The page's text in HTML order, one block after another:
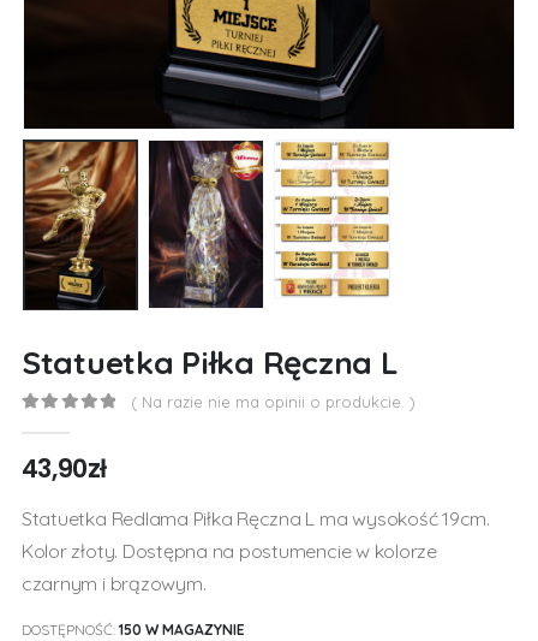
Statuetka Piłka Ręczna L
( Na razie nie ma opinii o produkcie. )
43,90zł
Statuetka Redlama Piłka Ręczna L ma wysokość 19cm.
Kolor złoty. Dostępna na postumencie w kolorze
czarnym i brązowym.
DOSTĘPNOŚĆ: 150 W MAGAZYNIE